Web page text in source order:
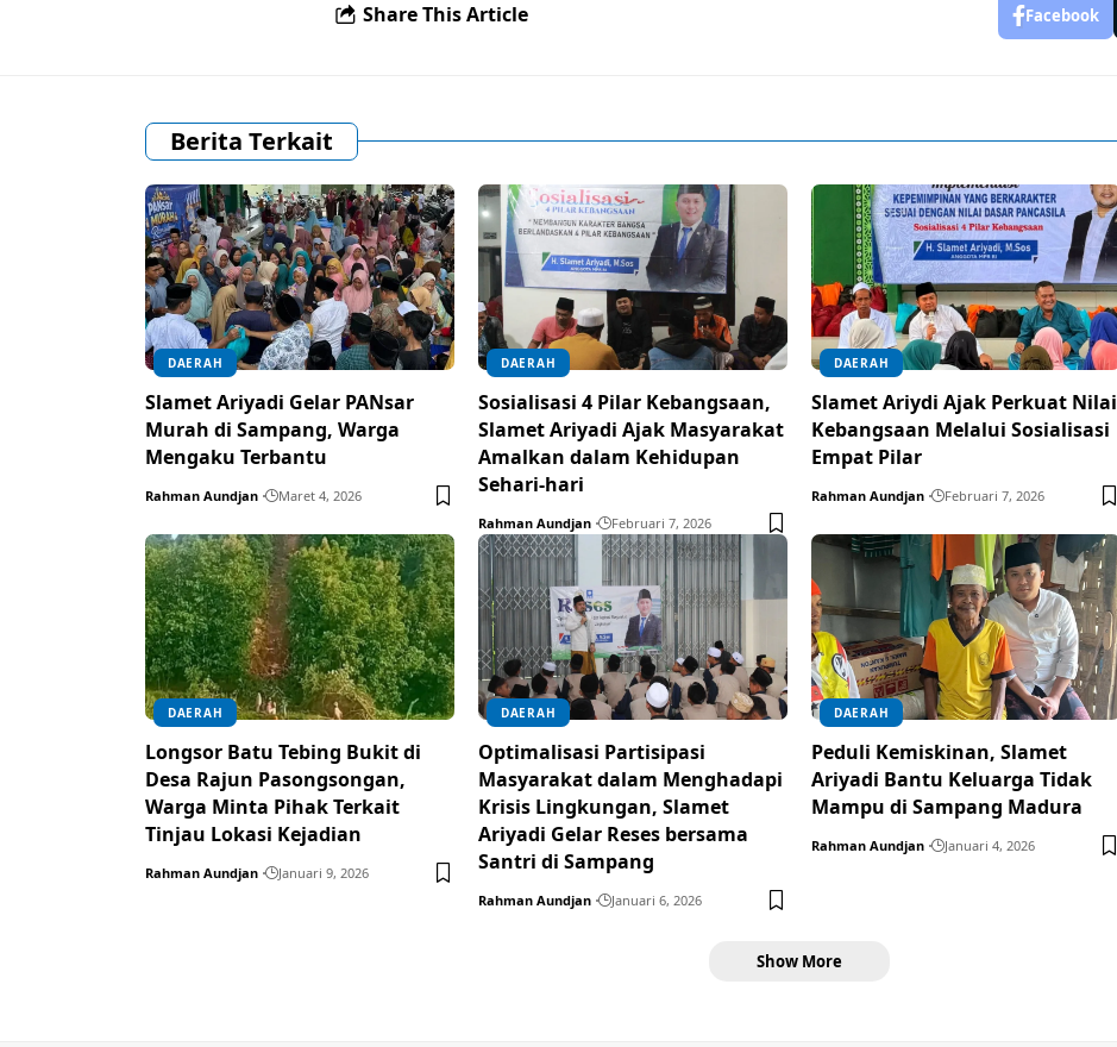
Share This Article Facebook
Berita Terkait
DAERAH
Slamet Ariyadi Gelar PANsar
Murah di Sampang, Warga
Mengaku Terbantu
Rahman Aundjan Maret 4, 2026
DAERAH
Sosialisasi 4 Pilar Kebangsaan,
Slamet Ariyadi Ajak Masyarakat
Amalkan dalam Kehidupan
Sehari-hari
Rahman Aundjan Februari 7, 2026
DAERAH
Slamet Ariydi Ajak Perkuat Nilai
Kebangsaan Melalui Sosialisasi
Empat Pilar
Rahman Aundjan Februari 7, 2026
DAERAH
Longsor Batu Tebing Bukit di
Desa Rajun Pasongsongan,
Warga Minta Pihak Terkait
Tinjau Lokasi Kejadian
Rahman Aundjan Januari 9, 2026
DAERAH
Optimalisasi Partisipasi
Masyarakat dalam Menghadapi
Krisis Lingkungan, Slamet
Ariyadi Gelar Reses bersama
Santri di Sampang
Rahman Aundjan Januari 6, 2026
DAERAH
Peduli Kemiskinan, Slamet
Ariyadi Bantu Keluarga Tidak
Mampu di Sampang Madura
Rahman Aundjan Januari 4, 2026
Show More